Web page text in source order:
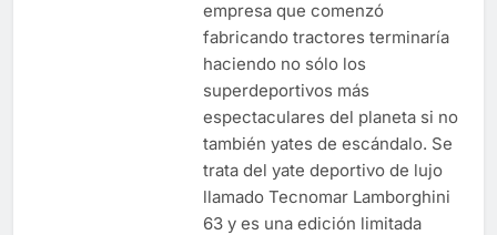
empresa que comenzó
fabricando tractores terminaría
haciendo no sólo los
superdeportivos más
espectaculares del planeta si no
también yates de escándalo. Se
trata del yate deportivo de lujo
llamado Tecnomar Lamborghini
63 y es una edición limitada